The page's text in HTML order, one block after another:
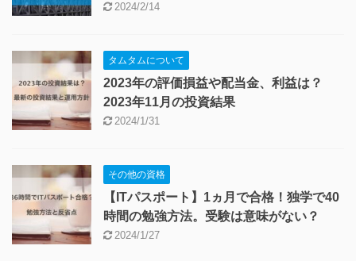
2024/2/14
タムタムについて
2023年の評価損益や配当金、利益は？
2023年11月の投資結果
2024/1/31
その他の資格
【ITパスポート】1ヵ月で合格！独学で40
時間の勉強方法。受験は意味がない？
2024/1/27